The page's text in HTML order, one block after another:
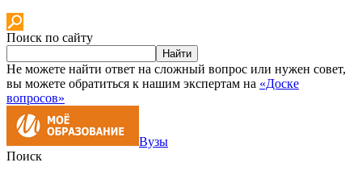
Поиск по сайту
Найти
Не можете найти ответ на сложный вопрос или нужен совет,
вы можете обратиться к нашим экспертам на «Доске
вопросов»
Вузы
Поиск